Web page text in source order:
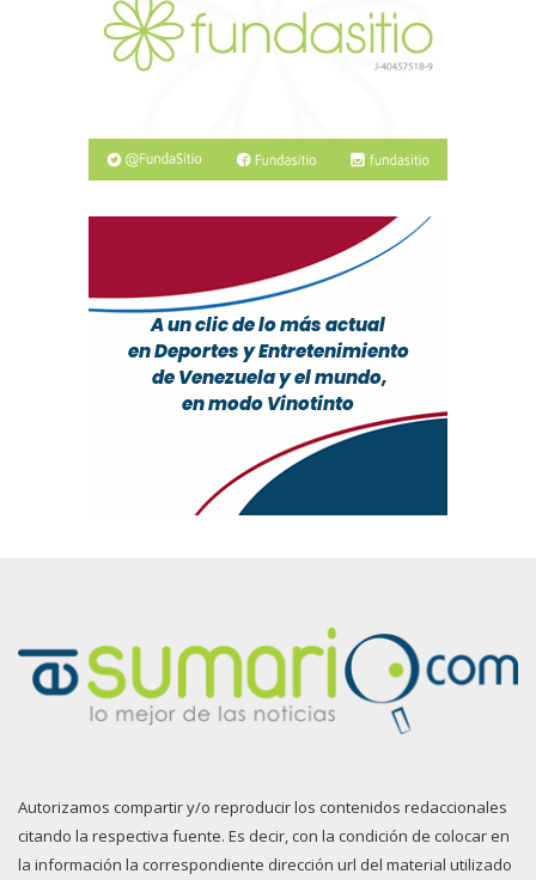
Autorizamos compartir y/o reproducir los contenidos redaccionales
citando la respectiva fuente. Es decir, con la condición de colocar en
la información la correspondiente dirección url del material utilizado